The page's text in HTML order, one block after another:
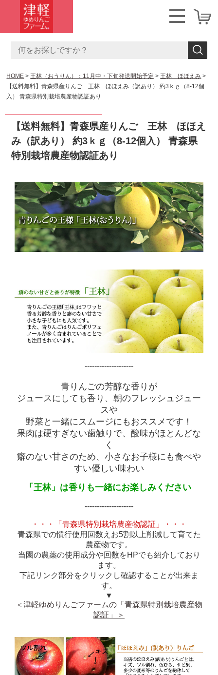
HOME 王林（おうりん）：11月中・下旬発送開始予定
王林 ほほえみ
【送料無料】青森県産りんご 王林 ほほえみ（訳あり） 約3ｋｇ（8-12個
入） 青森県特別栽培農産物認証あり
【送料無料】青森県産りんご 王林 ほほえ
み（訳あり） 約3ｋｇ（8-12個入） 青森県
特別栽培農産物認証あり
--------------------
青りんごの芳醇な香りが
ジュースにしても香り、朝のフレッシュジュー
スや
野菜と一緒にスムージにもおススメです！
果肉は硬すぎない歯触りで、酸味がほとんどな
く
癖のない甘さのため、小さなお子様にも食べや
すい優しい味わい
「王林」は香りも一緒にお楽しみください
--------------------
・・・「青森県特別栽培農産物認証」・・・
青森県での慣行使用回数えお5割以上削減して育てた
農産物です。
当園の農薬の使用成分や回数をHPでも紹介しており
ます。
下記リンク部分をクリックし確認することが出来ま
す。
▼
＜津軽ゆめりんごファームの「青森県特別栽培農産物
認証」＞